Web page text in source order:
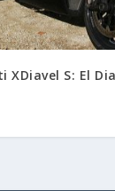
XDiavel S: El